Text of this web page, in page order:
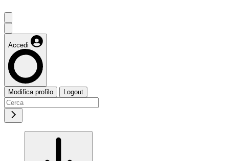
Accedi
Modifica profilo Logout